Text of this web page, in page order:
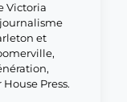
Victoria
et
Press.